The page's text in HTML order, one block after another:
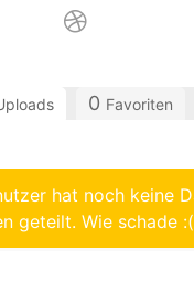
0 Favoriten
hat noch keine
geteilt. Wie schade :(